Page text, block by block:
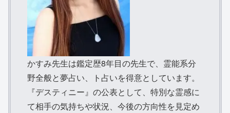
かすみ先生は鑑定歴8年目の先生で、霊能系分
野全般と夢占い、ト占いを得意としています。
『デスティニー』の公表として、特別な霊感に
て相手の気持ちや状況、今後の方向性を見定め